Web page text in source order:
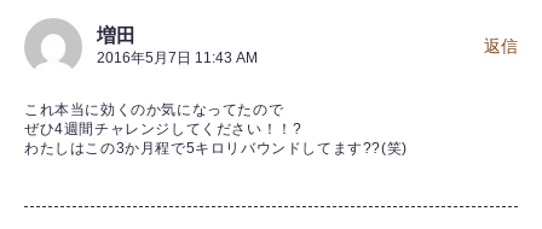
増田
2016年5月7日 11:43 AM
これ本当に効くのか気になってたので
ぜひ4週間チャレンジしてください！！?
わたしはこの3か月程で5キロリバウンドしてます??(笑)
返信